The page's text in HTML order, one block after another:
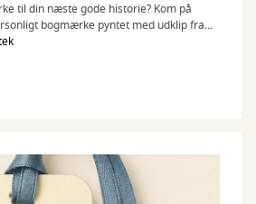
til din næste gode historie? Kom på
bogmærke pyntet med udklip fra